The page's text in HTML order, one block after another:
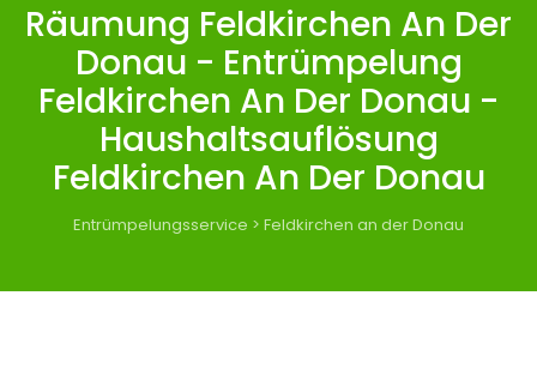
Räumung Feldkirchen An Der
Donau - Entrümpelung
Feldkirchen An Der Donau -
Haushaltsauflösung
Feldkirchen An Der Donau
Entrümpelungsservice > Feldkirchen an der Donau